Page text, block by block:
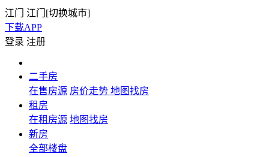
江门 江门[切换城市]
下载APP
登录 注册
二手房
在售房源 房价走势 地图找房
租房
在租房源 地图找房
新房
全部楼盘